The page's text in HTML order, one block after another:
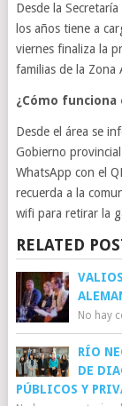
Desde la
los años tiene a
viernes finaliza la
familias de la Zona
¿Cómo funciona
Desde el área se
Gobierno
WhatsApp con el
recuerda a la
wifi para retirar la
RELATED
No hay
RÍO
DE
PÚBLICOS Y